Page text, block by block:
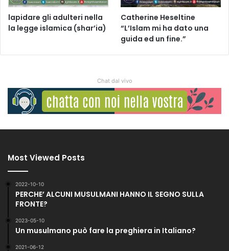
lapidare gli adulteri nella
la legge islamica (shar’ia)
Catherine Heseltine
“L’Islam mi ha dato una
guida ed un fine.”
Chat dal vivo
Most Viewed Posts
2022-10-10
PERCHE’ ALCUNI MUSULMANI HANNO IL SEGNO SULLA
FRONTE?
2023-05-10
Un musulmano può fare la preghiera in Italiano?
2021-06-12